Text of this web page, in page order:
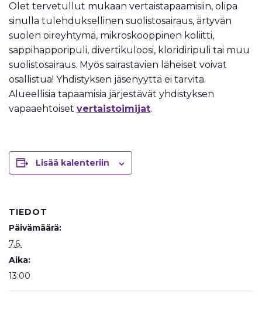
Olet tervetullut mukaan vertaistapaamisiin, olipa
sinulla tulehduksellinen suolistosairaus, ärtyvän
suolen oireyhtymä, mikroskooppinen koliitti,
sappihapporipuli, divertikuloosi, kloridiripuli tai muu
suolistosairaus. Myös sairastavien läheiset voivat
osallistua! Yhdistyksen jäsenyyttä ei tarvita.
Alueellisia tapaamisia järjestävät yhdistyksen
vapaaehtoiset vertaistoimijat.
Lisää kalenteriin
TIEDOT
Päivämäärä:
7.6.
Aika:
13:00